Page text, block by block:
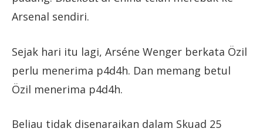
Arsenal sendiri.
Sejak hari itu lagi, Arséne Wenger berkata Özil
perlu menerima p4d4h. Dan memang betul
Özil menerima p4d4h.
Beliau tidak disenaraikan dalam Skuad 25